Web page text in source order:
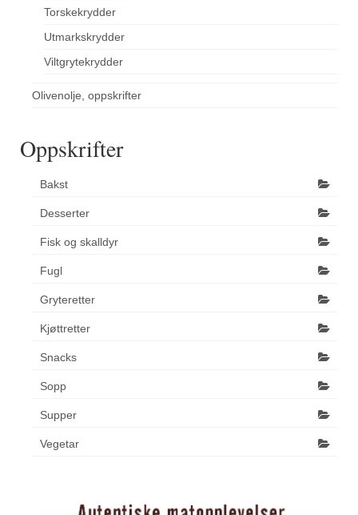
Torskekrydder
Utmarkskrydder
Viltgrytekrydder
Olivenolje, oppskrifter
Oppskrifter
Bakst
Desserter
Fisk og skalldyr
Fugl
Gryteretter
Kjøttretter
Snacks
Sopp
Supper
Vegetar